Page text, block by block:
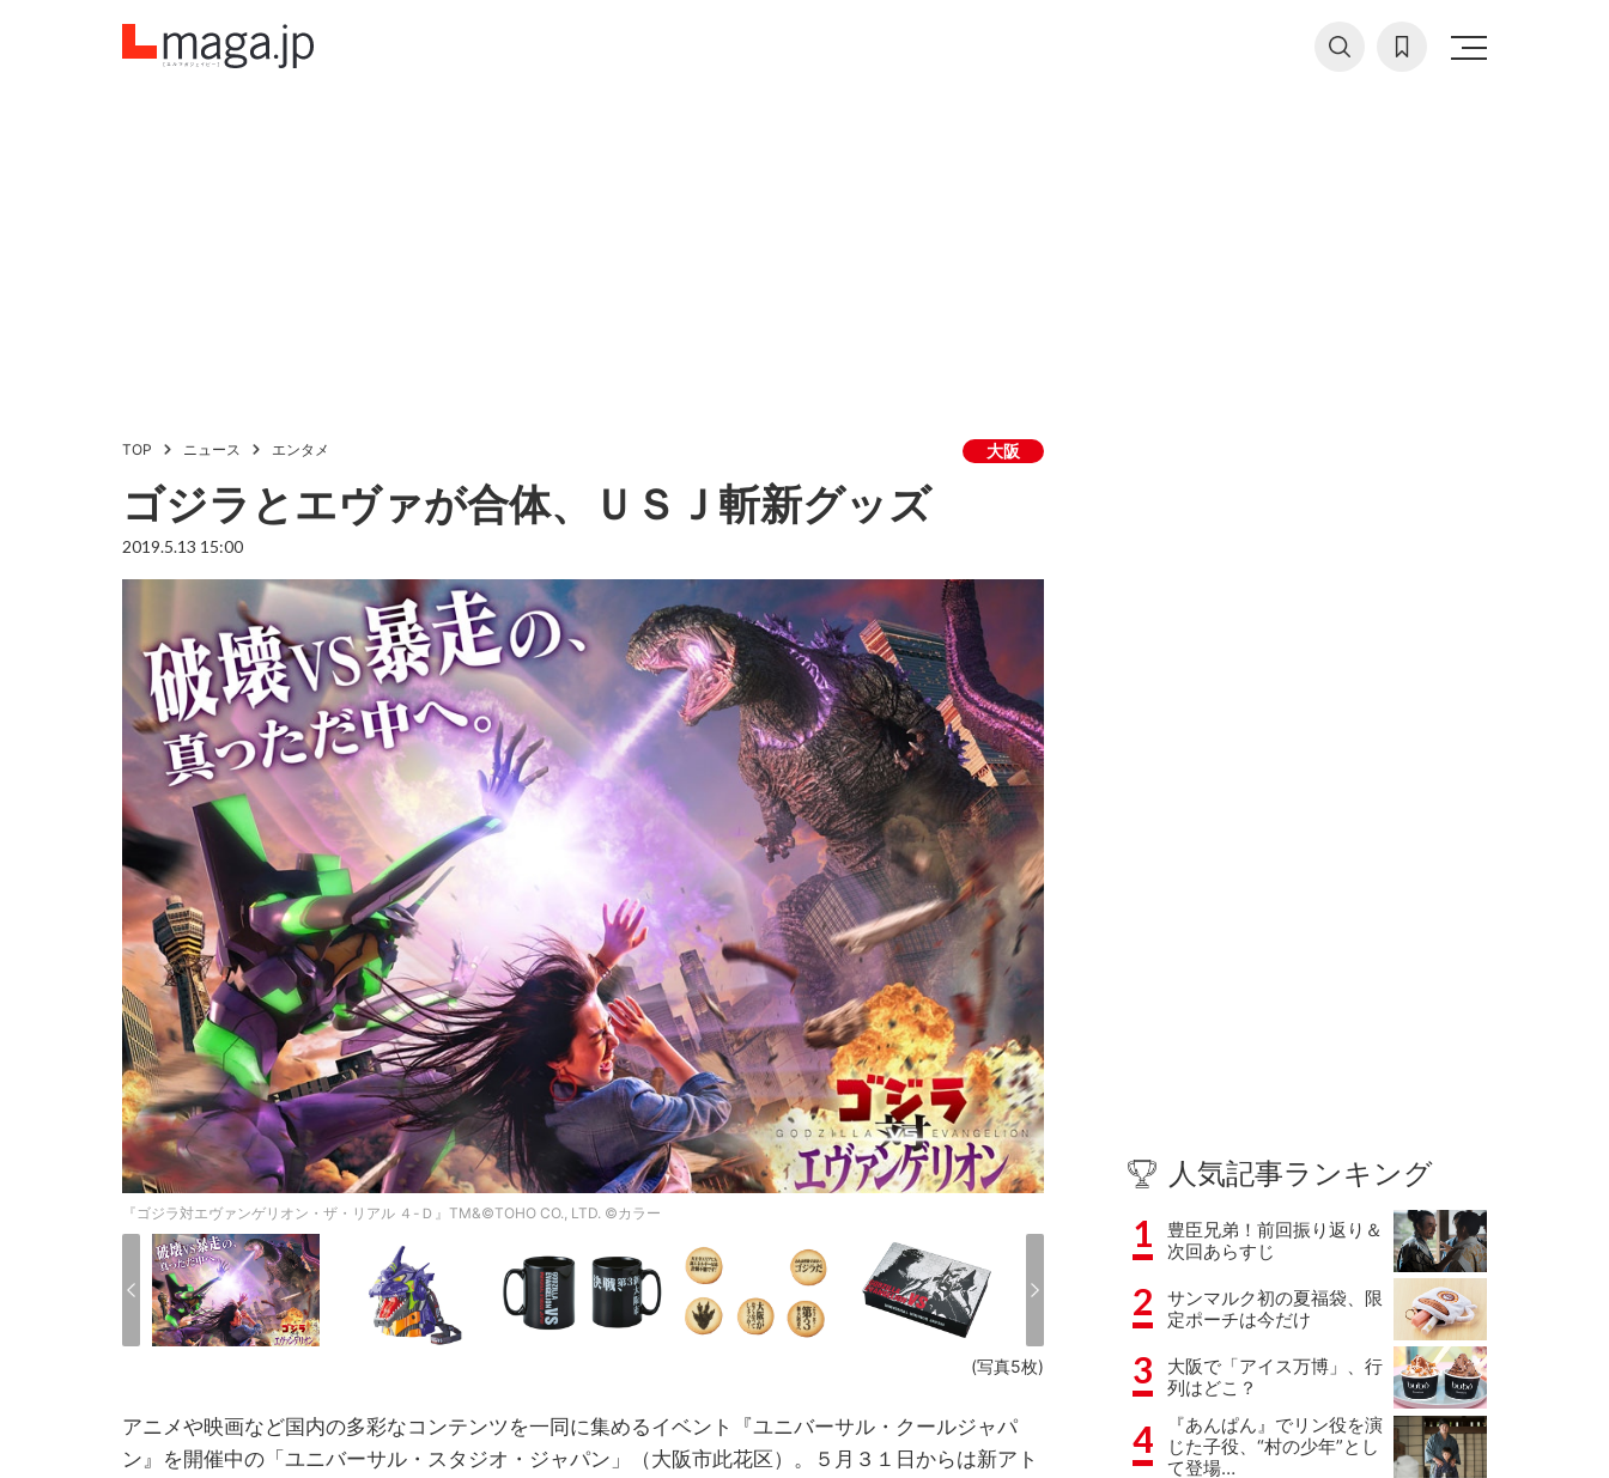
TOP ニュース エンタメ 大阪
ゴジラとエヴァが合体、ＵＳＪ斬新グッズ
2019.5.13 15:00
『ゴジラ対エヴァンゲリオン・ザ・リアル ４-Ｄ』TM&©TOHO CO., LTD. ©カラー
(写真5枚)
アニメや映画など国内の多彩なコンテンツを一同に集めるイベント『ユニバーサル・クールジャパ
ン』を開催中の「ユニバーサル・スタジオ・ジャパン」（大阪市此花区）。５月３１日からは新アト
人気記事ランキング
1
豊臣兄弟！前回振り返り＆
次回あらすじ
2
サンマルク初の夏福袋、限
定ポーチは今だけ
3
大阪で「アイス万博」、行
列はどこ？
4
『あんぱん』でリン役を演
じた子役、“村の少年”とし
て登場…